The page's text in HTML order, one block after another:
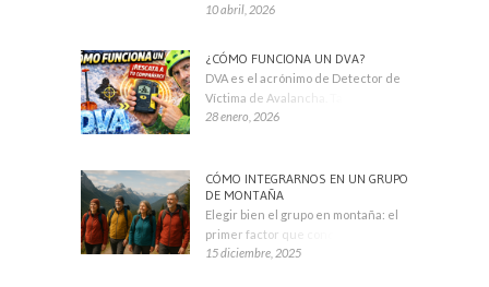
10 abril, 2026
¿CÓMO FUNCIONA UN DVA?
DVA es el acrónimo de Detector de
Víctima de Avalancha. También se
28 enero, 2026
CÓMO INTEGRARNOS EN UN GRUPO
DE MONTAÑA
Elegir bien el grupo en montaña: el
primer factor que condiciona tu
15 diciembre, 2025